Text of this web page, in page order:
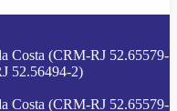
Costa (CRM-RJ 52.65579-
52.56494-2)
Costa (CRM-RJ 52.65579-